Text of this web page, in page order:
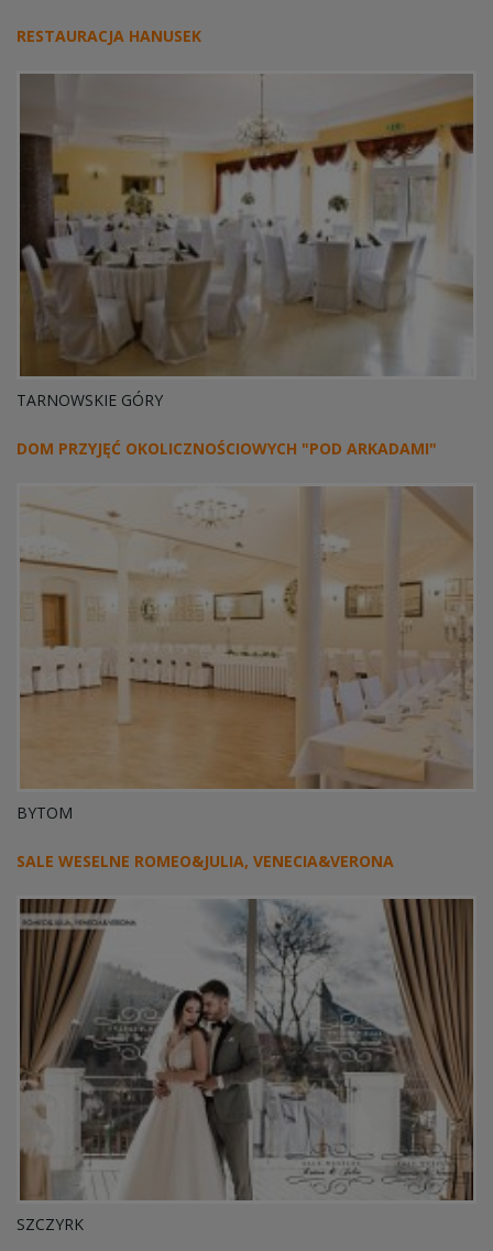
RESTAURACJA HANUSEK
TARNOWSKIE GÓRY
DOM PRZYJĘĆ OKOLICZNOŚCIOWYCH "POD ARKADAMI"
BYTOM
SALE WESELNE ROMEO&JULIA, VENECIA&VERONA
SZCZYRK